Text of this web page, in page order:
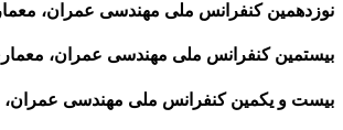
نوزدهمین کنفرانس ملی مهندسی عمران،
بیستمین کنفرانس ملی مهندسی عمران، معماری
بیست و یکمین کنفرانس ملی مهندسی عمران،